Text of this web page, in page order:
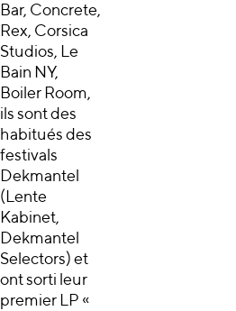
Bar, Concrete,
Rex, Corsica
Studios, Le
Bain NY,
Boiler Room,
ils sont des
habitués des
festivals
Dekmantel
(Lente
Kabinet,
Dekmantel
Selectors) et
ont sorti leur
premier LP «